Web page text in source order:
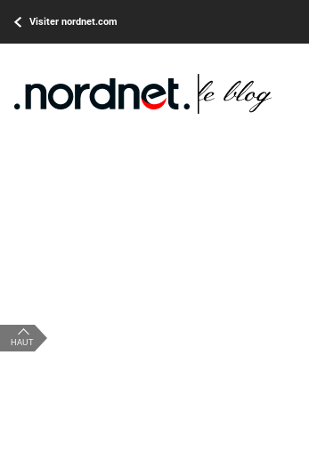
Visiter nordnet.com
HAUT